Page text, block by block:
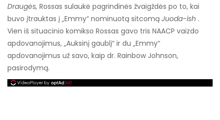
Draugės, Rossas sulaukė pagrindinės žvaigždės po to, kai
buvo įtrauktas į „Emmy“ nominuotą sitcomą Juoda-ish .
Vien iš situacinio komikso Rossas gavo tris NAACP vaizdo
apdovanojimus, „Auksinį gaublį“ ir du „Emmy“
apdovanojimus už savo, kaip dr. Rainbow Johnson,
pasirodymą.